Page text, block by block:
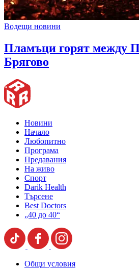
Водещи новини
Пламъци горят между
Брягово
Новини
Начало
Любопитно
Програма
Предавания
На живо
Спорт
Darik Health
Търсене
Best Doctors
„40 до 40“
Общи условия